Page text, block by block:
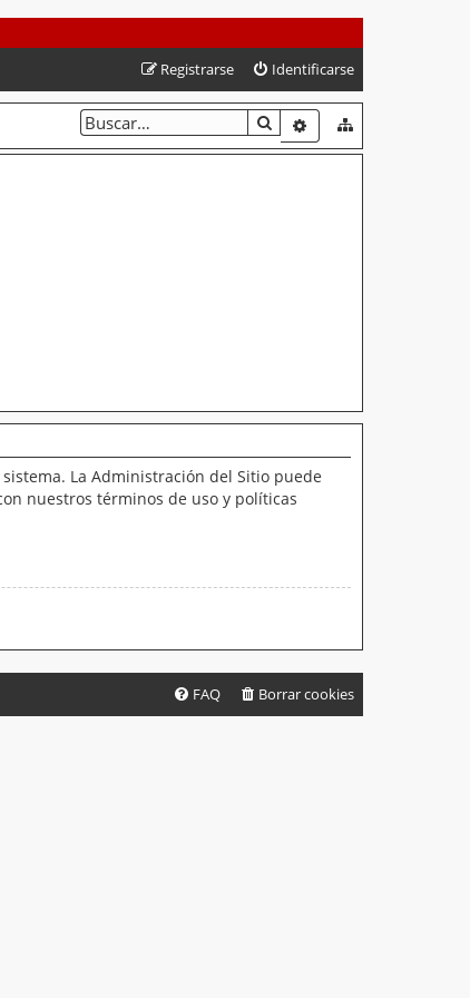
Identificarse
Registrarse
BUSCARBÚSQUEDA
La Administración del Sitio puede
nuestros términos de uso y políticas
Borrar cookies
FAQ